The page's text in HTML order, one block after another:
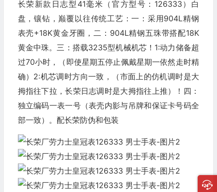
长荣新款日志型41毫米（官方型号：126333）白
盘，镶钻，巅覆以往传统工艺：一：采用904L精钢
表壳+18K黄金牙圈，二：904L精钢五珠带搭配18K
黄金中珠。三：搭载3235型机械机芯！1:动力储备超
过70小时，（即使星期五停止佩戴星期一依然走时精
确）2:机芯调时方向一致，（市面上的仿机调时是大
拇指往下拉，长荣日志调时是大拇指往上推）！四：
独立编码一表一号（表壳内影与吊牌和保证卡号码全
部一致）。配长荣防伪和包装